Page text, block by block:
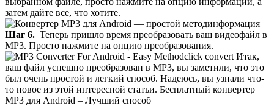
затем дайте все, что хотите.
информация
Шаг 6. Теперь пришло время преобразовать ваш видеофайл в
MP3. Просто нажмите на опцию преобразования.
click convert Итак,
ваш файл успешно преобразован в MP3, вы заметили, что это
был очень простой и легкий способ. Надеюсь, вы узнали что-
то новое из этой интересной статьи. Бесплатный конвертер
MP3 для Android – Лучший способ